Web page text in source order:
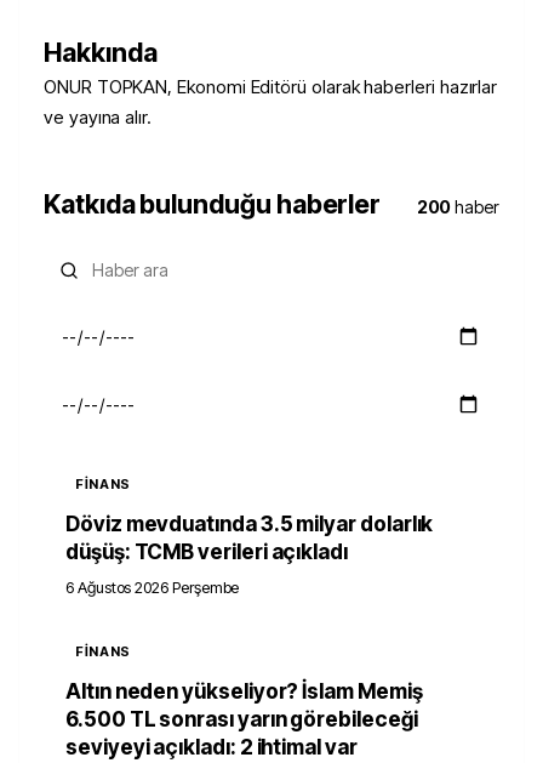
Hakkında
ONUR TOPKAN, Ekonomi Editörü olarak haberleri hazırlar
ve yayına alır.
Katkıda bulunduğu haberler 200haber
FINANS
Döviz mevduatında 3.5 milyar dolarlık
düşüş: TCMB verileri açıkladı
6 Ağustos 2026 Perşembe
FINANS
Altın neden yükseliyor? İslam Memiş
6.500 TL sonrası yarın görebileceği
seviyeyi açıkladı: 2 ihtimal var